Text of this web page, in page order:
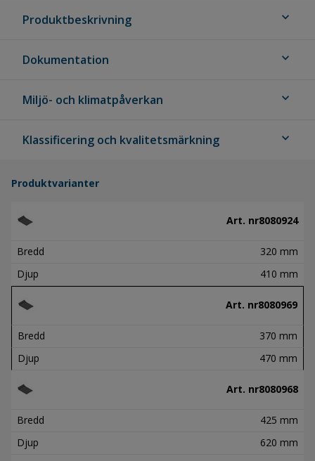
Produktbeskrivning expand_more
Dokumentation expand_more
Miljö- och klimatpåverkan expand_more
Klassificering och kvalitetsmärkning expand_more
Produktvarianter
Art. nr8080924
Bredd
320 mm
Djup
410 mm
Art. nr8080969
Bredd
370 mm
Djup
470 mm
Art. nr8080968
Bredd
425 mm
Djup
620 mm